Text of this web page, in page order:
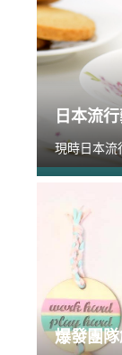
日本流
現時日本流
爆發團